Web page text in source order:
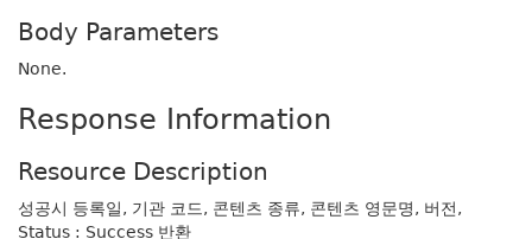
Body Parameters
None.
Response Information
Resource Description
성공시 등록일, 기관 코드, 콘텐츠 종류, 콘텐츠 영문명, 버전,
Status : Success 반환